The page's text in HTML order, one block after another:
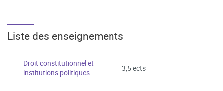
Liste des enseignements
Droit constitutionnel et
institutions politiques
3,5 ects